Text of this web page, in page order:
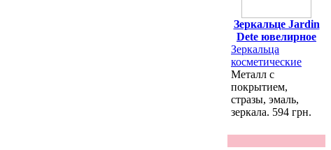
Зеркальце Jardin
Dete ювелирное
Зеркальца
косметические
Металл с
покрытием,
стразы, эмаль,
зеркала. 594 грн.